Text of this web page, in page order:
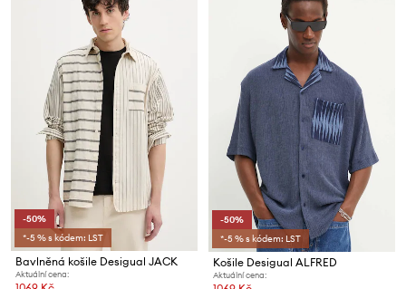
-50%
*-5 % s kódem: LST
Bavlněná košile Desigual JACK
Aktuální cena:
-50%
*-5 % s kódem: LST
Košile Desigual ALFRED
Aktuální cena: